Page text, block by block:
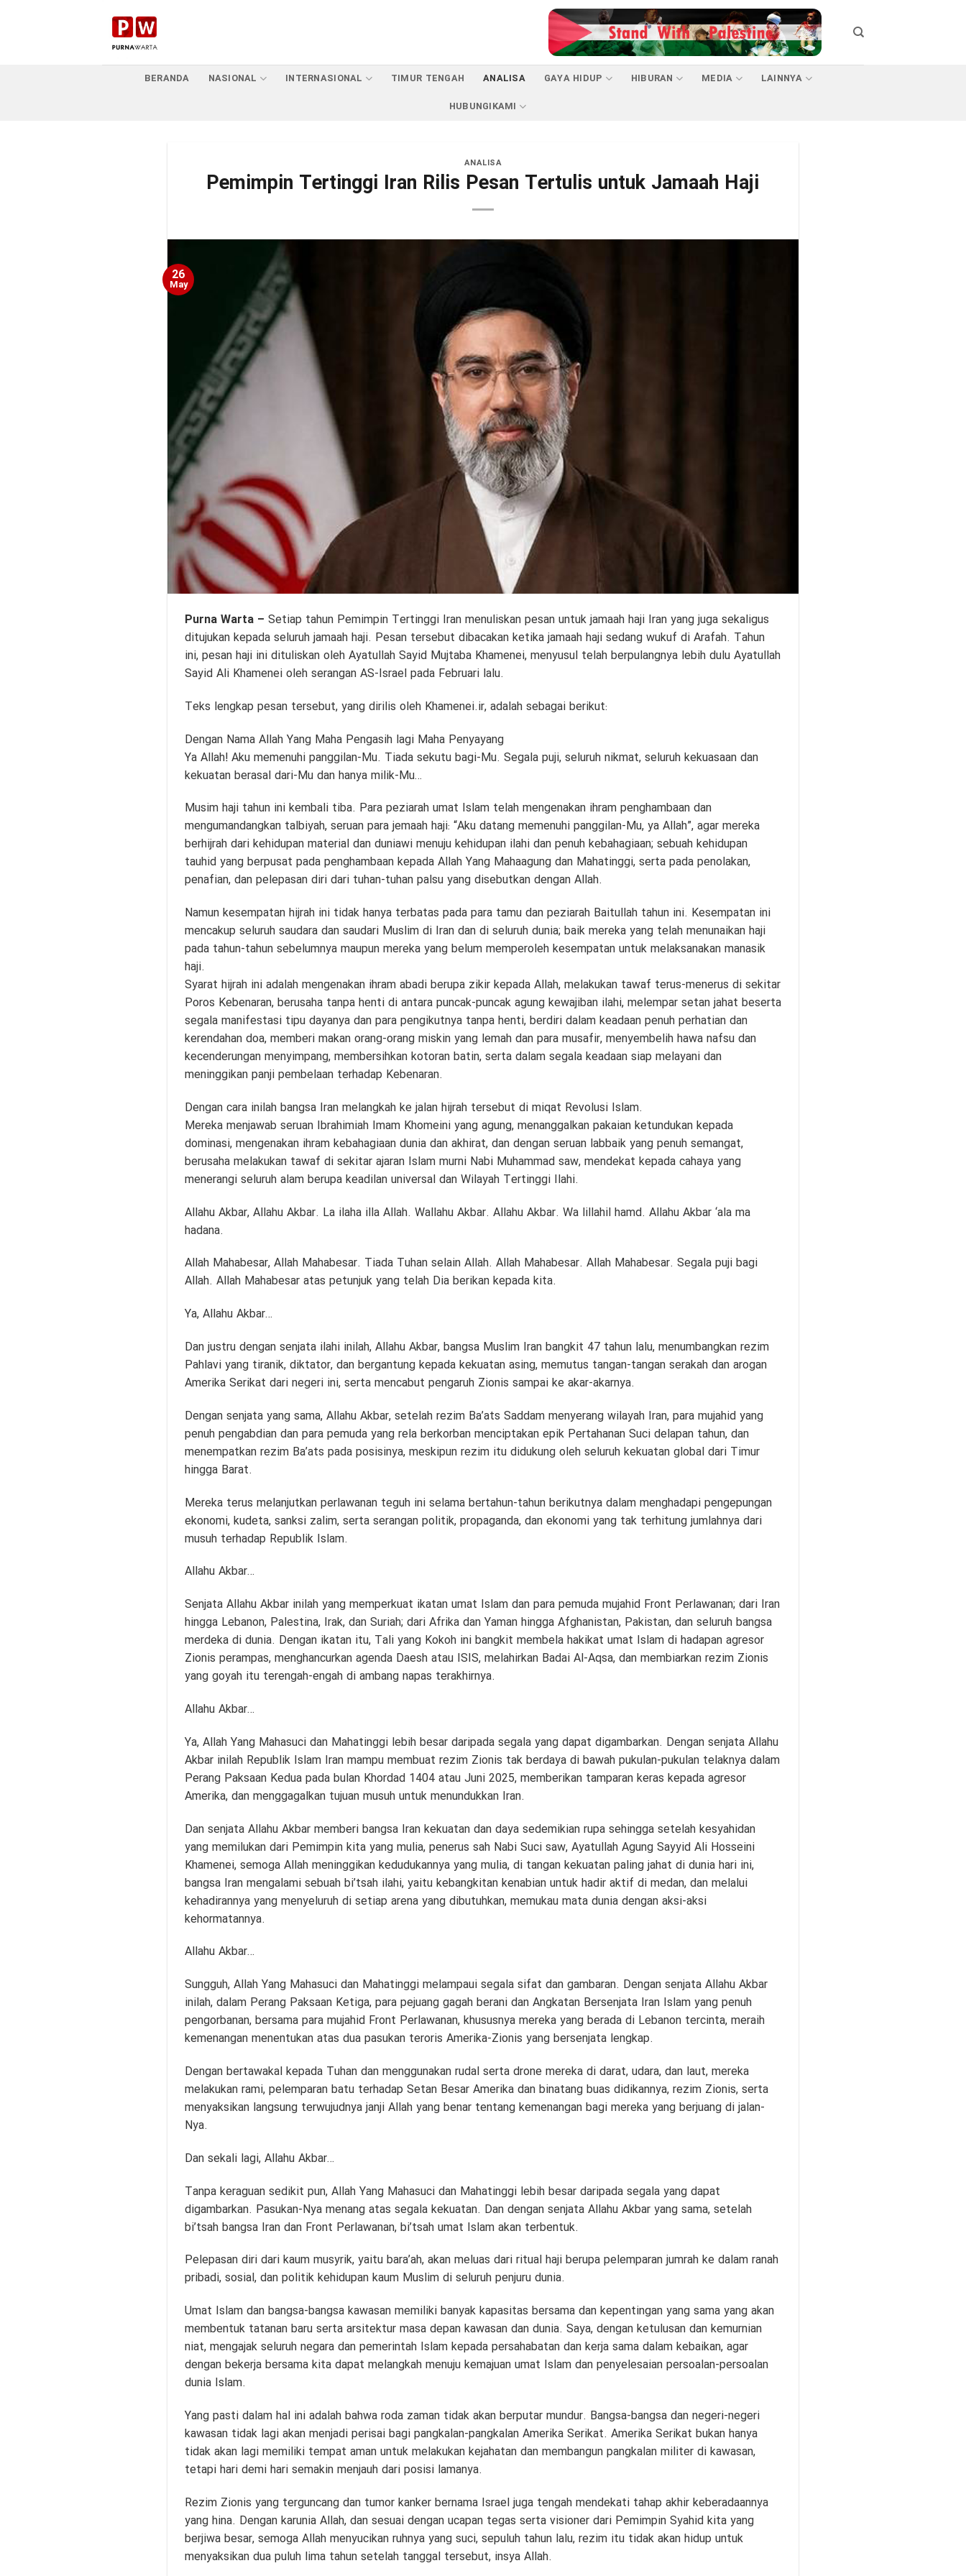
BERANDA NASIONAL INTERNASIONAL TIMUR TENGAH ANALISA GAYA HIDUP HIBURAN MEDIA
LAINNYA
HUBUNGIKAMI
ANALISA
Pemimpin Tertinggi Iran Rilis Pesan Tertulis untuk Jamaah Haji
26
May
Purna Warta– Setiap tahun Pemimpin Tertinggi Iran menuliskan pesan untuk jamaah haji Iran yang juga sekaligus
ditujukan kepada seluruh jamaah haji. Pesan tersebut dibacakan ketika jamaah haji sedang wukuf di Arafah. Tahun
ini, pesan haji ini dituliskan oleh Ayatullah Sayid Mujtaba Khamenei, menyusul telah berpulangnya lebih dulu Ayatullah
Sayid Ali Khamenei oleh serangan AS-Israel pada Februari lalu.
Teks lengkap pesan tersebut, yang dirilis oleh Khamenei.ir, adalah sebagai berikut:
Dengan Nama Allah Yang Maha Pengasih lagi Maha Penyayang
Ya Allah! Aku memenuhi panggilan-Mu. Tiada sekutu bagi-Mu. Segala puji, seluruh nikmat, seluruh kekuasaan dan
kekuatan berasal dari-Mu dan hanya milik-Mu…
Musim haji tahun ini kembali tiba. Para peziarah umat Islam telah mengenakan ihram penghambaan dan
mengumandangkan talbiyah, seruan para jemaah haji: “Aku datang memenuhi panggilan-Mu, ya Allah”, agar mereka
berhijrah dari kehidupan material dan duniawi menuju kehidupan ilahi dan penuh kebahagiaan; sebuah kehidupan
tauhid yang berpusat pada penghambaan kepada Allah Yang Mahaagung dan Mahatinggi, serta pada penolakan,
penafian, dan pelepasan diri dari tuhan-tuhan palsu yang disebutkan dengan Allah.
Namun kesempatan hijrah ini tidak hanya terbatas pada para tamu dan peziarah Baitullah tahun ini. Kesempatan ini
mencakup seluruh saudara dan saudari Muslim di Iran dan di seluruh dunia; baik mereka yang telah menunaikan haji
pada tahun-tahun sebelumnya maupun mereka yang belum memperoleh kesempatan untuk melaksanakan manasik
haji.
Syarat hijrah ini adalah mengenakan ihram abadi berupa zikir kepada Allah, melakukan tawaf terus-menerus di sekitar
Poros Kebenaran, berusaha tanpa henti di antara puncak-puncak agung kewajiban ilahi, melempar setan jahat beserta
segala manifestasi tipu dayanya dan para pengikutnya tanpa henti, berdiri dalam keadaan penuh perhatian dan
kerendahan doa, memberi makan orang-orang miskin yang lemah dan para musafir, menyembelih hawa nafsu dan
kecenderungan menyimpang, membersihkan kotoran batin, serta dalam segala keadaan siap melayani dan
meninggikan panji pembelaan terhadap Kebenaran.
Dengan cara inilah bangsa Iran melangkah ke jalan hijrah tersebut di miqat Revolusi Islam.
Mereka menjawab seruan Ibrahimiah Imam Khomeini yang agung, menanggalkan pakaian ketundukan kepada
dominasi, mengenakan ihram kebahagiaan dunia dan akhirat, dan dengan seruan labbaik yang penuh semangat,
berusaha melakukan tawaf di sekitar ajaran Islam murni Nabi Muhammad saw, mendekat kepada cahaya yang
menerangi seluruh alam berupa keadilan universal dan Wilayah Tertinggi Ilahi.
Allahu Akbar, Allahu Akbar. La ilaha illa Allah. Wallahu Akbar. Allahu Akbar. Wa lillahil hamd. Allahu Akbar ‘ala ma
hadana.
Allah Mahabesar, Allah Mahabesar. Tiada Tuhan selain Allah. Allah Mahabesar. Allah Mahabesar. Segala puji bagi
Allah. Allah Mahabesar atas petunjuk yang telah Dia berikan kepada kita.
Ya, Allahu Akbar…
Dan justru dengan senjata ilahi inilah, Allahu Akbar, bangsa Muslim Iran bangkit 47 tahun lalu, menumbangkan rezim
Pahlavi yang tiranik, diktator, dan bergantung kepada kekuatan asing, memutus tangan-tangan serakah dan arogan
Amerika Serikat dari negeri ini, serta mencabut pengaruh Zionis sampai ke akar-akarnya.
Dengan senjata yang sama, Allahu Akbar, setelah rezim Ba’ats Saddam menyerang wilayah Iran, para mujahid yang
penuh pengabdian dan para pemuda yang rela berkorban menciptakan epik Pertahanan Suci delapan tahun, dan
menempatkan rezim Ba’ats pada posisinya, meskipun rezim itu didukung oleh seluruh kekuatan global dari Timur
hingga Barat.
Mereka terus melanjutkan perlawanan teguh ini selama bertahun-tahun berikutnya dalam menghadapi pengepungan
ekonomi, kudeta, sanksi zalim, serta serangan politik, propaganda, dan ekonomi yang tak terhitung jumlahnya dari
musuh terhadap Republik Islam.
Allahu Akbar…
Senjata Allahu Akbar inilah yang memperkuat ikatan umat Islam dan para pemuda mujahid Front Perlawanan; dari Iran
hingga Lebanon, Palestina, Irak, dan Suriah; dari Afrika dan Yaman hingga Afghanistan, Pakistan, dan seluruh bangsa
merdeka di dunia. Dengan ikatan itu, Tali yang Kokoh ini bangkit membela hakikat umat Islam di hadapan agresor
Zionis perampas, menghancurkan agenda Daesh atau ISIS, melahirkan Badai Al-Aqsa, dan membiarkan rezim Zionis
yang goyah itu terengah-engah di ambang napas terakhirnya.
Allahu Akbar…
Ya, Allah Yang Mahasuci dan Mahatinggi lebih besar daripada segala yang dapat digambarkan. Dengan senjata Allahu
Akbar inilah Republik Islam Iran mampu membuat rezim Zionis tak berdaya di bawah pukulan-pukulan telaknya dalam
Perang Paksaan Kedua pada bulan Khordad 1404 atau Juni 2025, memberikan tamparan keras kepada agresor
Amerika, dan menggagalkan tujuan musuh untuk menundukkan Iran.
Dan senjata Allahu Akbar memberi bangsa Iran kekuatan dan daya sedemikian rupa sehingga setelah kesyahidan
yang memilukan dari Pemimpin kita yang mulia, penerus sah Nabi Suci saw, Ayatullah Agung Sayyid Ali Hosseini
Khamenei, semoga Allah meninggikan kedudukannya yang mulia, di tangan kekuatan paling jahat di dunia hari ini,
bangsa Iran mengalami sebuah bi’tsah ilahi, yaitu kebangkitan kenabian untuk hadir aktif di medan, dan melalui
kehadirannya yang menyeluruh di setiap arena yang dibutuhkan, memukau mata dunia dengan aksi-aksi
kehormatannya.
Allahu Akbar…
Sungguh, Allah Yang Mahasuci dan Mahatinggi melampaui segala sifat dan gambaran. Dengan senjata Allahu Akbar
inilah, dalam Perang Paksaan Ketiga, para pejuang gagah berani dan Angkatan Bersenjata Iran Islam yang penuh
pengorbanan, bersama para mujahid Front Perlawanan, khususnya mereka yang berada di Lebanon tercinta, meraih
kemenangan menentukan atas dua pasukan teroris Amerika-Zionis yang bersenjata lengkap.
Dengan bertawakal kepada Tuhan dan menggunakan rudal serta drone mereka di darat, udara, dan laut, mereka
melakukan rami, pelemparan batu terhadap Setan Besar Amerika dan binatang buas didikannya, rezim Zionis, serta
menyaksikan langsung terwujudnya janji Allah yang benar tentang kemenangan bagi mereka yang berjuang di jalan-
Nya.
Dan sekali lagi, Allahu Akbar…
Tanpa keraguan sedikit pun, Allah Yang Mahasuci dan Mahatinggi lebih besar daripada segala yang dapat
digambarkan. Pasukan-Nya menang atas segala kekuatan. Dan dengan senjata Allahu Akbar yang sama, setelah
bi’tsah bangsa Iran dan Front Perlawanan, bi’tsah umat Islam akan terbentuk.
Pelepasan diri dari kaum musyrik, yaitu bara’ah, akan meluas dari ritual haji berupa pelemparan jumrah ke dalam ranah
pribadi, sosial, dan politik kehidupan kaum Muslim di seluruh penjuru dunia.
Umat Islam dan bangsa-bangsa kawasan memiliki banyak kapasitas bersama dan kepentingan yang sama yang akan
membentuk tatanan baru serta arsitektur masa depan kawasan dan dunia. Saya, dengan ketulusan dan kemurnian
niat, mengajak seluruh negara dan pemerintah Islam kepada persahabatan dan kerja sama dalam kebaikan, agar
dengan bekerja bersama kita dapat melangkah menuju kemajuan umat Islam dan penyelesaian persoalan-persoalan
dunia Islam.
Yang pasti dalam hal ini adalah bahwa roda zaman tidak akan berputar mundur. Bangsa-bangsa dan negeri-negeri
kawasan tidak lagi akan menjadi perisai bagi pangkalan-pangkalan Amerika Serikat. Amerika Serikat bukan hanya
tidak akan lagi memiliki tempat aman untuk melakukan kejahatan dan membangun pangkalan militer di kawasan,
tetapi hari demi hari semakin menjauh dari posisi lamanya.
Rezim Zionis yang terguncang dan tumor kanker bernama Israel juga tengah mendekati tahap akhir keberadaannya
yang hina. Dengan karunia Allah, dan sesuai dengan ucapan tegas serta visioner dari Pemimpin Syahid kita yang
berjiwa besar, semoga Allah menyucikan ruhnya yang suci, sepuluh tahun lalu, rezim itu tidak akan hidup untuk
menyaksikan dua puluh lima tahun setelah tanggal tersebut, insya Allah.